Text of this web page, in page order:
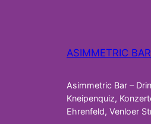
ASIMMETRIC BAR
Asimmetric Bar –
Kneipenquiz,
Ehrenfeld, Venloer